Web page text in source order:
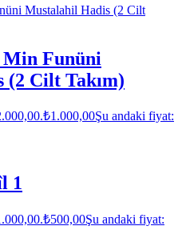
Funüni
Cilt Takım)
₺1.000,00Şu andaki fiyat:
1
₺500,00Şu andaki fiyat: